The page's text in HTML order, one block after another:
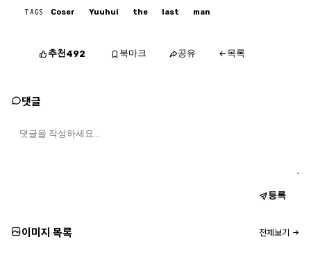
TAGS Coser Yuuhui the last man
추천492 북마크 공유 목록
댓글
등록
이미지 목록 전체보기